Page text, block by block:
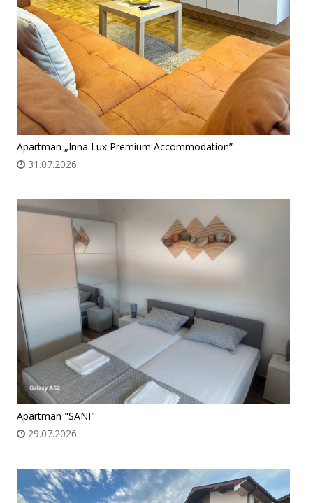
Apartman „Inna Lux Premium Accommodation”
31.07.2026.
Apartman "SANI"
29.07.2026.